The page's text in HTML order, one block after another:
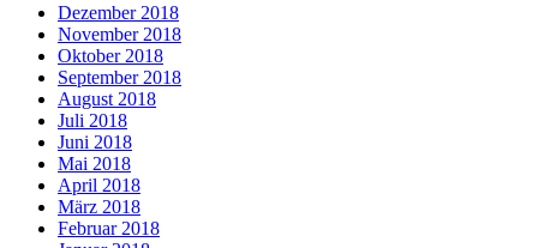
Dezember 2018
November 2018
Oktober 2018
September 2018
August 2018
Juli 2018
Juni 2018
Mai 2018
April 2018
März 2018
Februar 2018